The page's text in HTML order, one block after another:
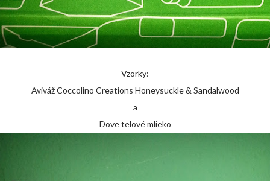
Vzorky:
Aviváž Coccolino Creations Honeysuckle & Sandalwood
a
Dove telové mlieko